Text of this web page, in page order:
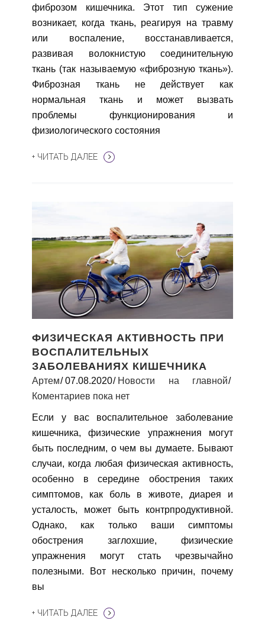
фиброзом кишечника. Этот тип сужение
возникает, когда ткань, реагируя на травму
или воспаление, восстанавливается,
развивая волокнистую соединительную
ткань (так называемую «фиброзную ткань»).
Фиброзная ткань не действует как
нормальная ткань и может вызвать
проблемы функционирования и
физиологического состояния
+ ЧИТАТЬ ДАЛЕЕ
ФИЗИЧЕСКАЯ АКТИВНОСТЬ ПРИ
ВОСПАЛИТЕЛЬНЫХ
ЗАБОЛЕВАНИЯХ КИШЕЧНИКА
Артем 07.08.2020
Новости на главной
Коментариев пока нет
Если у вас воспалительное заболевание
кишечника, физические упражнения могут
быть последним, о чем вы думаете. Бывают
случаи, когда любая физическая активность,
особенно в середине обострения таких
симптомов, как боль в животе, диарея и
усталость, может быть контрпродуктивной.
Однако, как только ваши симптомы
обострения заглохшие, физические
упражнения могут стать чрезвычайно
полезными. Вот несколько причин, почему
вы
+ ЧИТАТЬ ДАЛЕЕ